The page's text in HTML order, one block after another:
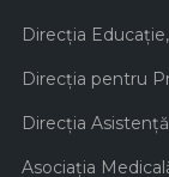
Direcţia
Direcţia pentru
Direcţia
Asociaţia